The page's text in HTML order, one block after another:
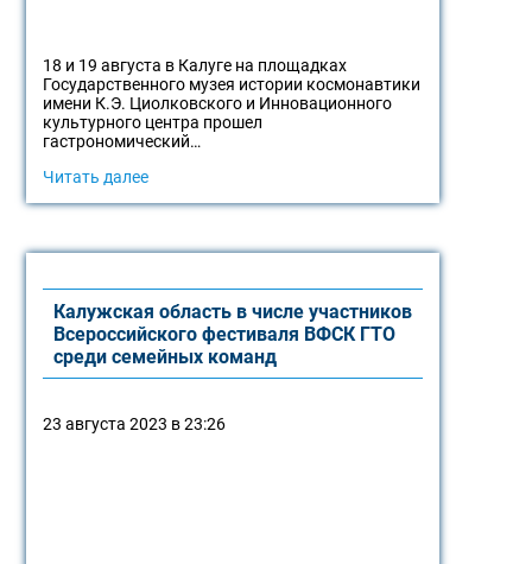
18 и 19 августа в Калуге на площадках
Государственного музея истории космонавтики
имени К.Э. Циолковского и Инновационного
культурного центра прошел
гастрономический…
Читать далее
Калужская область в числе участников
Всероссийского фестиваля ВФСК ГТО
среди семейных команд
23 августа 2023 в 23:26